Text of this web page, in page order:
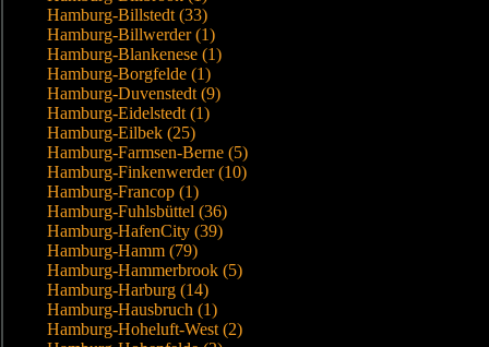
Hamburg-Billstedt (33)
Hamburg-Billwerder (1)
Hamburg-Blankenese (1)
Hamburg-Borgfelde (1)
Hamburg-Duvenstedt (9)
Hamburg-Eidelstedt (1)
Hamburg-Eilbek (25)
Hamburg-Farmsen-Berne (5)
Hamburg-Finkenwerder (10)
Hamburg-Francop (1)
Hamburg-Fuhlsbüttel (36)
Hamburg-HafenCity (39)
Hamburg-Hamm (79)
Hamburg-Hammerbrook (5)
Hamburg-Harburg (14)
Hamburg-Hausbruch (1)
Hamburg-Hoheluft-West (2)